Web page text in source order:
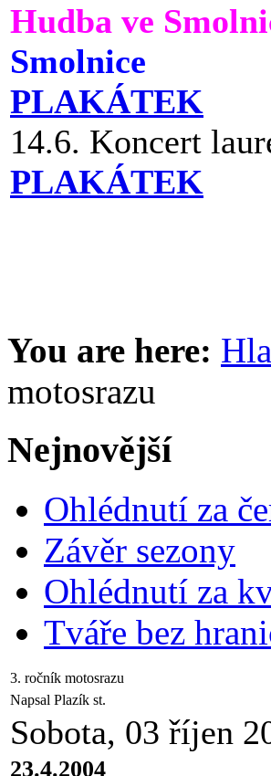
Hudba ve
Smolnice
PLAKÁTEK
14.6. Koncert
PLAKÁTEK
You are here:
motosrazu
Nejnovější
Ohlédnutí za
Závěr sezony
Ohlédnutí za
Tváře bez
3. ročník motosrazu
Napsal Plazík st.
Sobota, 03 říjen
23.4.2004